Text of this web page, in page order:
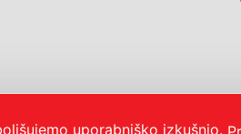
uporabniško izkušnjo.